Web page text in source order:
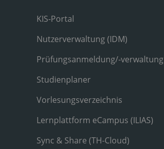
KIS-Portal
Nutzerverwaltung (IDM)
Prüfungsanmeldung/-verwaltung
Studienplaner
Vorlesungsverzeichnis
Lernplattform eCampus (ILIAS)
Sync & Share (TH-Cloud)